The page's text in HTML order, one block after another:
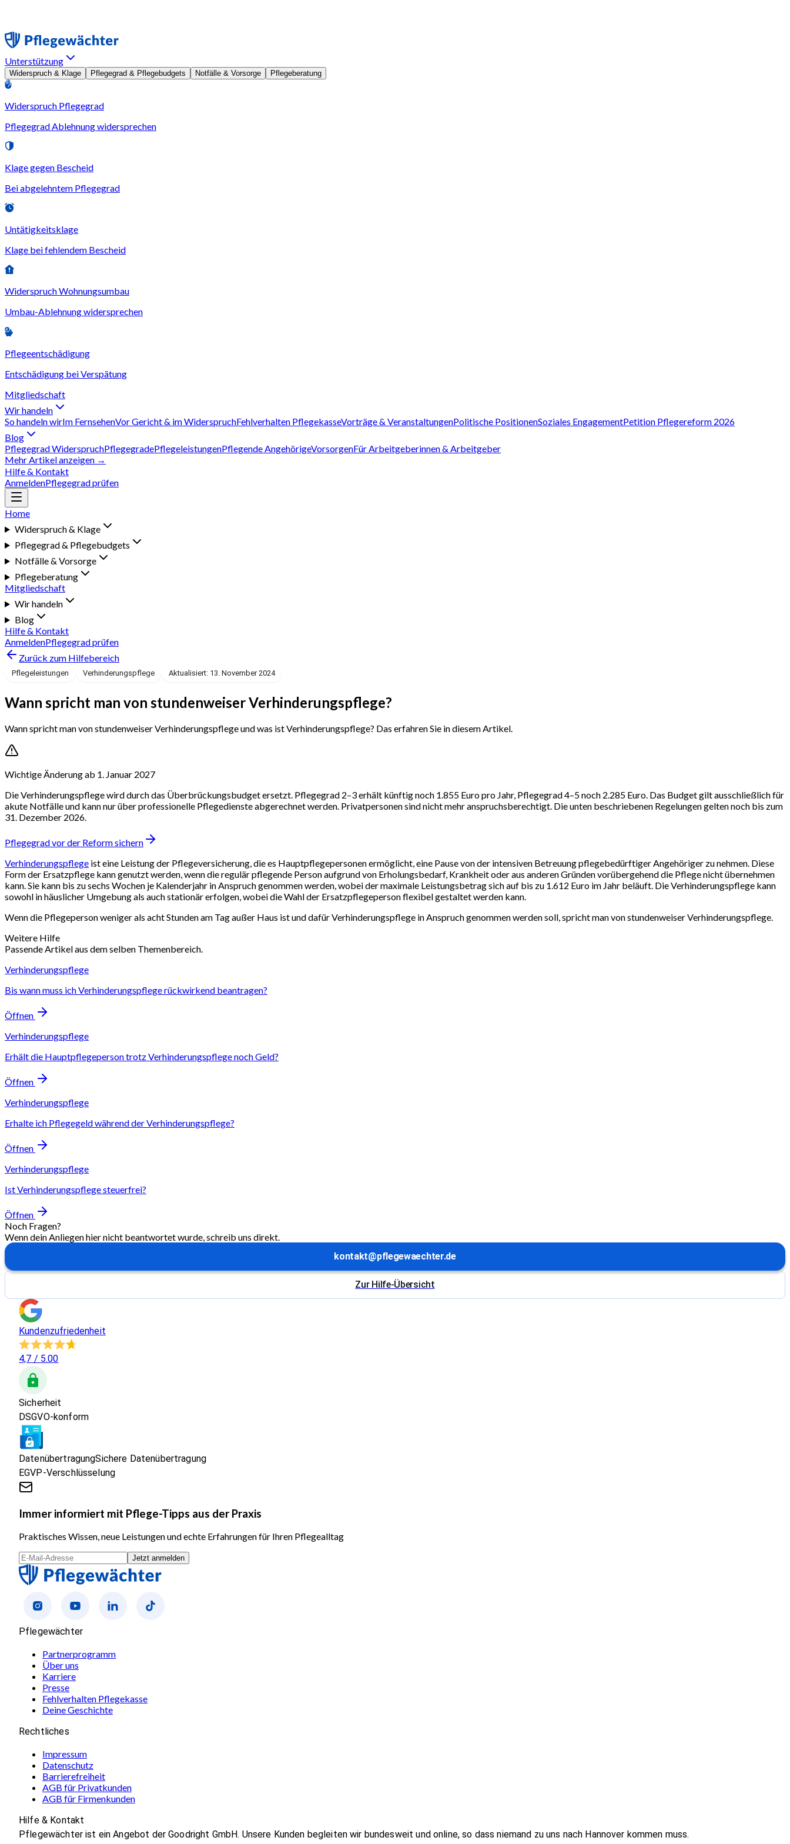
Unterstützung
Widerspruch & Klage Pflegegrad & Pflegebudgets Notfälle & Vorsorge Pflegeberatung
Widerspruch Pflegegrad
Pflegegrad Ablehnung widersprechen
Klage gegen Bescheid
Bei abgelehntem Pflegegrad
Untätigkeitsklage
Klage bei fehlendem Bescheid
Widerspruch Wohnungsumbau
Umbau-Ablehnung widersprechen
Pflegeentschädigung
Entschädigung bei Verspätung
Mitgliedschaft
Wir handeln
So handeln wirIm FernsehenVor Gericht & im WiderspruchFehlverhalten PflegekasseVorträge & VeranstaltungenPolitische PositionenSoziales EngagementPetition Pflegereform 2026
Blog
Pflegegrad WiderspruchPflegegradePflegeleistungenPflegende AngehörigeVorsorgenFür Arbeitgeberinnen & Arbeitgeber
Mehr Artikel anzeigen →
Hilfe & Kontakt
AnmeldenPflegegrad prüfen
Home
Widerspruch & Klage
Pflegegrad & Pflegebudgets
Notfälle & Vorsorge
Pflegeberatung
Mitgliedschaft
Wir handeln
Blog
Hilfe & Kontakt
AnmeldenPflegegrad prüfen
Zurück zum Hilfebereich
Pflegeleistungen Verhinderungspflege Aktualisiert: 13. November 2024
Wann spricht man von stundenweiser Verhinderungspflege?
Wann spricht man von stundenweiser Verhinderungspflege und was ist Verhinderungspflege? Das erfahren Sie in diesem Artikel.
Wichtige Änderung ab 1. Januar 2027
Die Verhinderungspflege wird durch das Überbrückungsbudget ersetzt. Pflegegrad 2–3 erhält künftig noch 1.855 Euro pro Jahr, Pflegegrad 4–5 noch 2.285 Euro. Das Budget gilt ausschließlich für
akute Notfälle und kann nur über professionelle Pflegedienste abgerechnet werden. Privatpersonen sind nicht mehr anspruchsberechtigt. Die unten beschriebenen Regelungen gelten noch bis zum
31. Dezember 2026.
Pflegegrad vor der Reform sichern
Verhinderungspflege ist eine Leistung der Pflegeversicherung, die es Hauptpflegepersonen ermöglicht, eine Pause von der intensiven Betreuung pflegebedürftiger Angehöriger zu nehmen. Diese
Form der Ersatzpflege kann genutzt werden, wenn die regulär pflegende Person aufgrund von Erholungsbedarf, Krankheit oder aus anderen Gründen vorübergehend die Pflege nicht übernehmen
kann. Sie kann bis zu sechs Wochen je Kalenderjahr in Anspruch genommen werden, wobei der maximale Leistungsbetrag sich auf bis zu 1.612 Euro im Jahr beläuft. Die Verhinderungspflege kann
sowohl in häuslicher Umgebung als auch stationär erfolgen, wobei die Wahl der Ersatzpflegeperson flexibel gestaltet werden kann.
Wenn die Pflegeperson weniger als acht Stunden am Tag außer Haus ist und dafür Verhinderungspflege in Anspruch genommen werden soll, spricht man von stundenweiser Verhinderungspflege.
Weitere Hilfe
Passende Artikel aus dem selben Themenbereich.
Verhinderungspflege
Bis wann muss ich Verhinderungspflege rückwirkend beantragen?
Öffnen
Verhinderungspflege
Erhält die Hauptpflegeperson trotz Verhinderungspflege noch Geld?
Öffnen
Verhinderungspflege
Erhalte ich Pflegegeld während der Verhinderungspflege?
Öffnen
Verhinderungspflege
Ist Verhinderungspflege steuerfrei?
Öffnen
Noch Fragen?
Wenn dein Anliegen hier nicht beantwortet wurde, schreib uns direkt.
kontakt@pflegewaechter.de
Zur Hilfe-Übersicht
Kundenzufriedenheit
4,7 / 5.00
Sicherheit
DSGVO-konform
DatenübertragungSichere Datenübertragung
EGVP-Verschlüsselung
Immer informiert mit Pflege-Tipps aus der Praxis
Praktisches Wissen, neue Leistungen und echte Erfahrungen für Ihren Pflegealltag
Jetzt anmelden
Pflegewächter
Partnerprogramm
Über uns
Karriere
Presse
Fehlverhalten Pflegekasse
Deine Geschichte
Rechtliches
Impressum
Datenschutz
Barrierefreiheit
AGB für Privatkunden
AGB für Firmenkunden
Hilfe & Kontakt
Pflegewächter ist ein Angebot der Goodright GmbH. Unsere Kunden begleiten wir bundesweit und online, so dass niemand zu uns nach Hannover kommen muss.